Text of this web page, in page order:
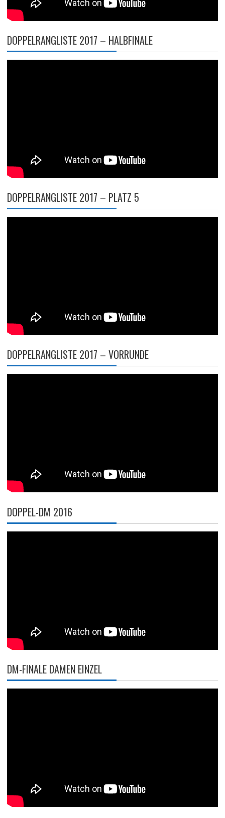
DOPPELRANGLISTE 2017 – HALBFINALE
DOPPELRANGLISTE 2017 – PLATZ 5
DOPPELRANGLISTE 2017 – VORRUNDE
DOPPEL-DM 2016
DM-FINALE DAMEN EINZEL